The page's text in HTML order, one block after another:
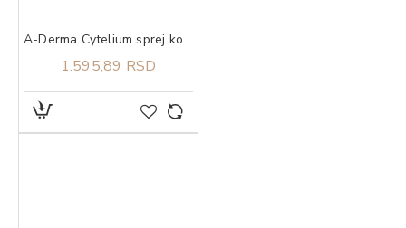
A-Derma Cytelium sprej koji suši i umiruje iritacije na koži 100 ml
1.595,89 RSD